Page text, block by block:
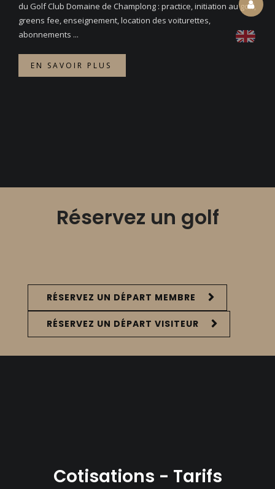
du Golf Club Domaine de Champlong : practice, initiation au golf,
greens fee, enseignement, location des voiturettes,
abonnements ...
EN SAVOIR PLUS
Réservez un golf
RÉSERVEZ UN DÉPART MEMBRE
RÉSERVEZ UN DÉPART VISITEUR
Cotisations - Tarifs
account